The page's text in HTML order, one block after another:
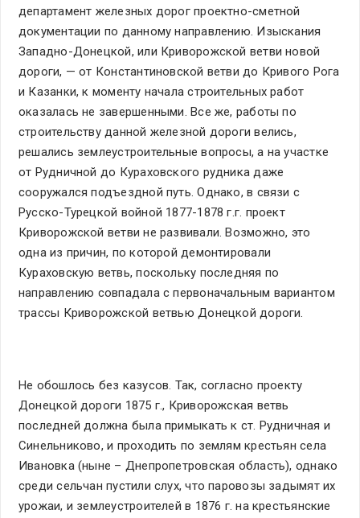
департамент железных дорог проектно-сметной
документации по данному направлению. Изыскания
Западно-Донецкой, или Криворожской ветви новой
дороги, — от Константиновской ветви до Кривого Рога
и Казанки, к моменту начала строительных работ
оказалась не завершенными. Все же, работы по
строительству данной железной дороги велись,
решались землеустроительные вопросы, а на участке
от Рудничной до Кураховского рудника даже
сооружался подъездной путь. Однако, в связи с
Русско-Турецкой войной 1877-1878 г.г. проект
Криворожской ветви не развивали. Возможно, это
одна из причин, по которой демонтировали
Кураховскую ветвь, поскольку последняя по
направлению совпадала с первоначальным вариантом
трассы Криворожской ветвью Донецкой дороги.
Не обошлось без казусов. Так, согласно проекту
Донецкой дороги 1875 г., Криворожская ветвь
последней должна была примыкать к ст. Рудничная и
Синельниково, и проходить по землям крестьян села
Ивановка (ныне – Днепропетровская область), однако
среди сельчан пустили слух, что паровозы задымят их
урожаи, и землеустроителей в 1876 г. на крестьянские